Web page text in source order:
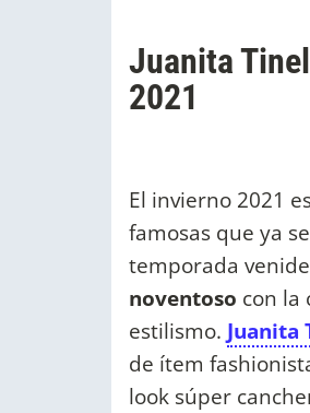
Juanita
2021
El invierno 2021
famosas que ya
temporada
noventoso con la
estilismo. Juanita
de ítem
look súper